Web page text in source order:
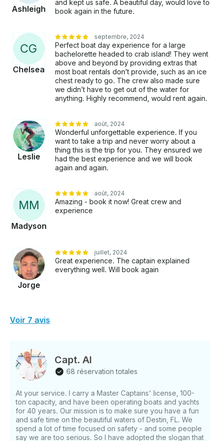
détendre * Échelles d'embarquement avant et arrière
port de Destin, à proximité des restaurants, des bars
et des boutiques. * Vous pouvez y aller en eau peu
profonde à hauteur des genoux * Vous pouvez sortir
du col pour voir des dauphins * Pas de frais de
personne supplémentaire ni de frais de carburant .
Le slogan de notre entreprise est « Votre plaisir nous
tient à cœur ! » Cela signifie que nous prenons très
certifié lorsqu'il s'agit de votre sécurité, afin que vous
et vos amis puissiez vraiment vous détendre et vous
amuser sans soucis . Ce charter est géré comme une
location coque nue. Getmyboat collectera le coût du
bateau et le coût du capitaine ensemble lorsque vous
réservez votre voyage, mais comme il s'agit d'une
sélectionner un capitaine séparément qui sera payé
directement par Getmyboat pour garantir le respect
de la réglementation en vigueur.
Ashleigh
and kept us safe. A beautiful day, would love to
book again in the future.
CG
Chelsea
septembre, 2024
Perfect boat day experience for a large
bachelorette headed to crab island! They went
above and beyond by providing extras that
most boat rentals don’t provide, such as an ice
chest ready to go. The crew also made sure
we didn’t have to get out of the water for
anything. Highly recommend, would rent again.
Leslie
août, 2024
Wonderful unforgettable experience. If you
want to take a trip and never worry about a
thing this is the trip for you. They ensured we
had the best experience and we will book
again and again.
MM
Madyson
août, 2024
Amazing - book it now! Great crew and
experience
Jorge
juillet, 2024
Great experience. The captain explained
everything well. Will book again
Voir 7 avis
Capt. Al
68 réservation totales
At your service. I carry a Master Captains' license, 100-
ton capacity, and have been operating boats and yachts
for 40 years. Our mission is to make sure you have a fun
and safe time on the beautiful waters of Destin, FL. We
spend a lot of time focused on safety - and some people
say we are too serious. So I have adopted the slogan that